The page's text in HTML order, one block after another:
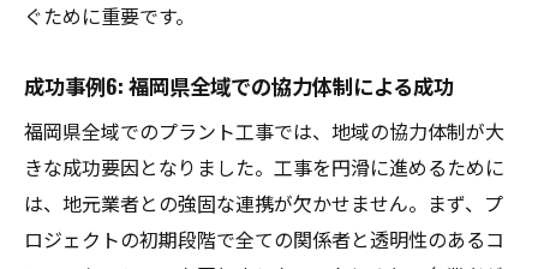
ぐために重要です。
成功事例6: 福岡県全域での協力体制による成功
福岡県全域でのプラント工事では、地域の協力体制が大
きな成功要因となりました。工事を円滑に進めるために
は、地元業者との強固な連携が欠かせません。まず、プ
ロジェクトの初期段階で全ての関係者と透明性のあるコ